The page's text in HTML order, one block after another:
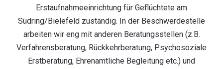
Erstaufnahmeeinrichtung für Geflüchtete am
Südring/Bielefeld zuständig. In der Beschwerdestelle
arbeiten wir eng mit anderen Beratungsstellen (z.B.
Verfahrensberatung, Rückkehrberatung, Psychosoziale
Erstberatung, Ehrenamtliche Begleitung etc.) und